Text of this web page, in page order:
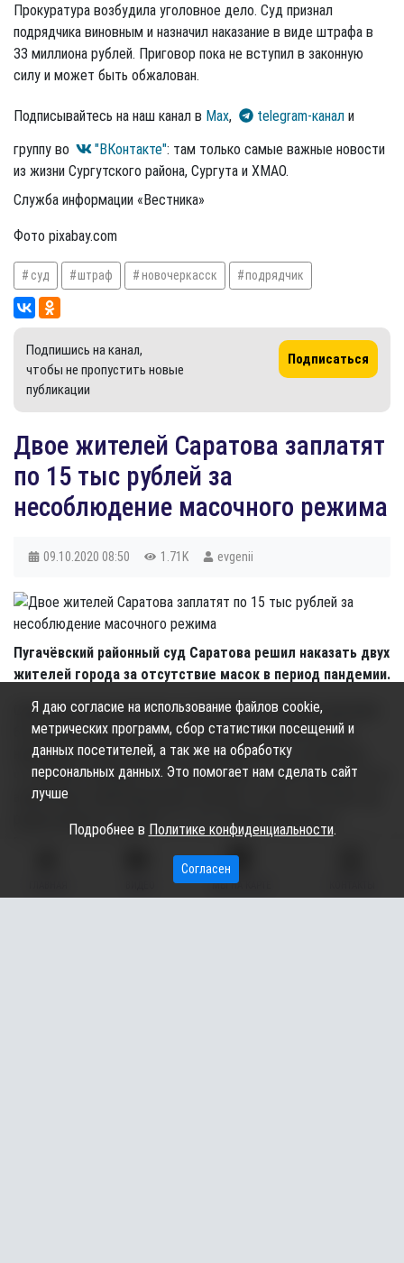
Прокуратура возбудила уголовное дело. Суд признал
подрядчика виновным и назначил наказание в виде штрафа в
33 миллиона рублей. Приговор пока не вступил в законную
силу и может быть обжалован.
Подписывайтесь на наш канал в Max, telegram-канал и
группу во
"ВКонтакте": там только самые важные новости
из жизни Сургутского района, Сургута и ХМАО.
Служба информации «Вестника»
Фото pixabay.com
суд штраф новочеркасск подрядчик
Подпишись на канал,
чтобы не пропустить новые
публикации
Подписаться
Двое жителей Саратова заплатят
по 15 тыс рублей за
несоблюдение масочного режима
09.10.2020 08:50 1.71K evgenii
Пугачёвский районный суд Саратова решил наказать двух
жителей города за отсутствие масок в период пандемии.
Саратовцы были замечены сотрудниками полиции в магазине
без лицевых масок, на них были составлены протокола о
нарушении. В ходе судебного заседания было установлено,
что данные граждане уже привлекались к ответственности за
аналогичные правонарушения, передаёт vzsar.ru. Поэтому суд
повторное нарушение.
Ещё в трёх судах города в этот же день было оштрафовано
13 нарушителей, 12 человек получили предупреждения.
МЫ НА КАРТЕ
Я даю согласие на использование файлов cookie,
метрических программ, сбор статистики посещений и
данных посетителей, а так же на обработку
персональных данных. Это помогает нам сделать сайт
лучше
Подробнее в Политике конфиденциальности.
Согласен